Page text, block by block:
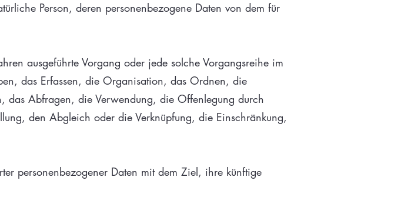
Person, deren personenbezogene Daten von dem für
ausgeführte Vorgang oder jede solche Vorgangsreihe im
das Erfassen, die Organisation, das Ordnen, die
das Abfragen, die Verwendung, die Offenlegung durch
den Abgleich oder die Verknüpfung, die Einschränkung,
personenbezogener Daten mit dem Ziel, ihre künftige